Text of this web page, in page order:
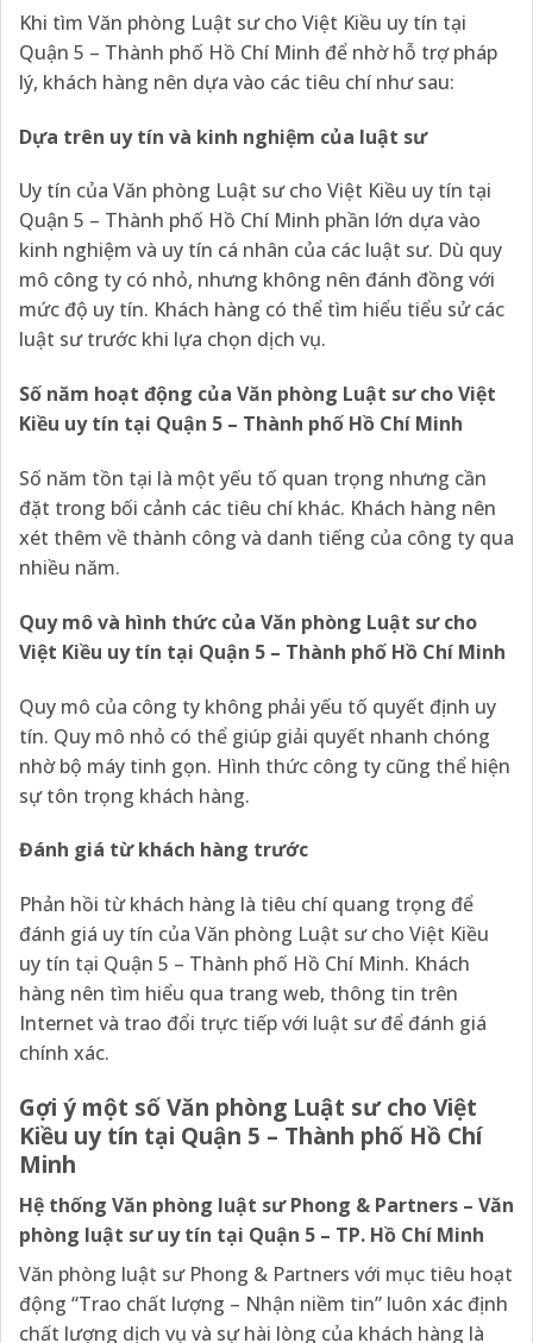
Khi tìm Văn phòng Luật sư cho Việt Kiều uy tín tại
Quận 5 – Thành phố Hồ Chí Minh để nhờ hỗ trợ pháp
lý, khách hàng nên dựa vào các tiêu chí như sau:
Dựa trên uy tín và kinh nghiệm của luật sư
Uy tín của Văn phòng Luật sư cho Việt Kiều uy tín tại
Quận 5 – Thành phố Hồ Chí Minh phần lớn dựa vào
kinh nghiệm và uy tín cá nhân của các luật sư. Dù quy
mô công ty có nhỏ, nhưng không nên đánh đồng với
mức độ uy tín. Khách hàng có thể tìm hiểu tiểu sử các
luật sư trước khi lựa chọn dịch vụ.
Số năm hoạt động của Văn phòng Luật sư cho Việt
Kiều uy tín tại Quận 5 – Thành phố Hồ Chí Minh
Số năm tồn tại là một yếu tố quan trọng nhưng cần
đặt trong bối cảnh các tiêu chí khác. Khách hàng nên
xét thêm về thành công và danh tiếng của công ty qua
nhiều năm.
Quy mô và hình thức của Văn phòng Luật sư cho
Việt Kiều uy tín tại Quận 5 – Thành phố Hồ Chí Minh
Quy mô của công ty không phải yếu tố quyết định uy
tín. Quy mô nhỏ có thể giúp giải quyết nhanh chóng
nhờ bộ máy tinh gọn. Hình thức công ty cũng thể hiện
sự tôn trọng khách hàng.
Đánh giá từ khách hàng trước
Phản hồi từ khách hàng là tiêu chí quang trọng để
đánh giá uy tín của Văn phòng Luật sư cho Việt Kiều
uy tín tại Quận 5 – Thành phố Hồ Chí Minh. Khách
hàng nên tìm hiểu qua trang web, thông tin trên
Internet và trao đổi trực tiếp với luật sư để đánh giá
chính xác.
Gợi ý một số Văn phòng Luật sư cho Việt
Kiều uy tín tại Quận 5 – Thành phố Hồ Chí
Minh
Hệ thống Văn phòng luật sư Phong & Partners – Văn
phòng luật sư uy tín tại Quận 5 – TP. Hồ Chí Minh
Văn phòng luật sư Phong & Partners với mục tiêu hoạt
động “Trao chất lượng – Nhận niềm tin” luôn xác định
chất lượng dịch vụ và sự hài lòng của khách hàng là